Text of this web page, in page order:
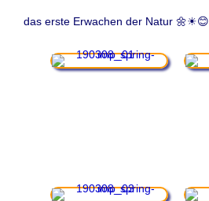
das erste Erwachen der Natur 🌼☀😊